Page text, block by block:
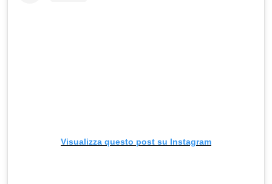
Visualizza questo post su Instagram